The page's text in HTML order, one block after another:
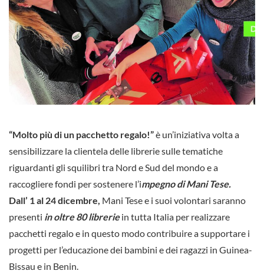
“Molto più di un pacchetto regalo!”è un’iniziativa volta a
sensibilizzare la clientela delle librerie sulle tematiche
riguardanti gli squilibri tra Nord e Sud del mondo e a
raccogliere fondi per sostenere l’impegno di Mani Tese.
Dall’ 1 al 24 dicembre, Mani Tese e i suoi volontari saranno
presenti in oltre 80 libreriein tutta Italia per realizzare
pacchetti regalo e in questo modo contribuire a supportare i
progetti per l’educazione dei bambini e dei ragazzi in Guinea-
Bissau e in Benin.